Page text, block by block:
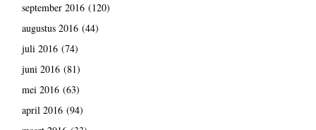
september 2016(120)
augustus 2016(44)
juli 2016(74)
juni 2016(81)
mei 2016(63)
april 2016(94)